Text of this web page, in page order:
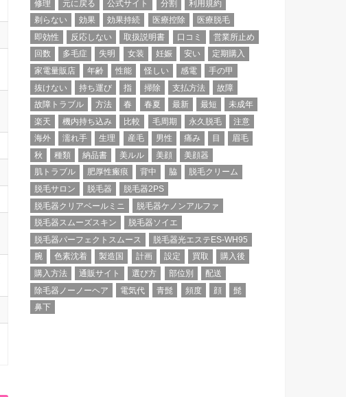
修理
元に戻る 公式サイト 分割
利用規約
剃らない
効果 効果持続 医療控除
医療脱毛
即効性
反応しない 取扱説明書 口コミ
営業所止め
回数
多毛症 失明 女装 妊娠 安い
定期購入
家電量販店
年齢 性能 怪しい 感電
手の甲
抜けない
持ち運び 指 掃除 支払方法
故障
故障トラブル
方法 春 春夏 最新 最短
未成年
楽天
機内持ち込み 比較 毛周期 永久脱毛
注意
海外
濡れ手 生理 産毛 男性 痛み 目
眉毛
秋
種類 納品書 美ルル 美顔
美顔器
肌トラブル
肥厚性瘢痕 背中 脇
脱毛クリーム
脱毛サロン
脱毛器
脱毛器2PS
脱毛器クリアベールミニ
脱毛器ケノンアルファ
脱毛器スムーズスキン
脱毛器ソイエ
脱毛器パーフェクトスムース
脱毛器光エステES-WH95
腕
色素沈着 製造国 計画 設定 買取
購入後
購入方法
通販サイト 選び方 部位別
配送
除毛器ノーノーヘア
電気代 青髭 頻度 顔
髭
鼻下